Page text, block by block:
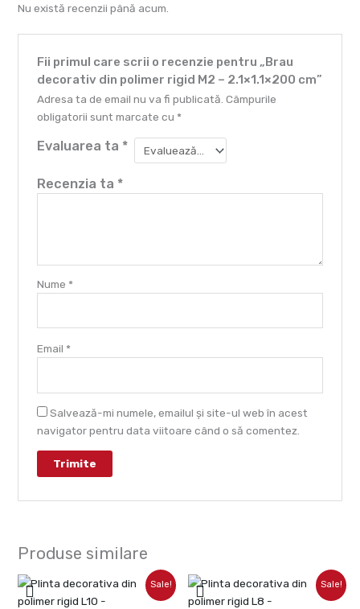
Nu există recenzii până acum.
Fii primul care scrii o recenzie pentru „Brau
decorativ din polimer rigid M2 – 2.1×1.1×200 cm”
Adresa ta de email nu va fi publicată. Câmpurile
obligatorii sunt marcate cu *
Evaluarea ta *
Recenzia ta *
Nume *
Email *
Salvează-mi numele, emailul și site-ul web în acest
navigator pentru data viitoare când o să comentez.
Produse similare
Sale!
Prețul
a
Prețul
este:
Sale!
Prețul
a
Prețul
este: